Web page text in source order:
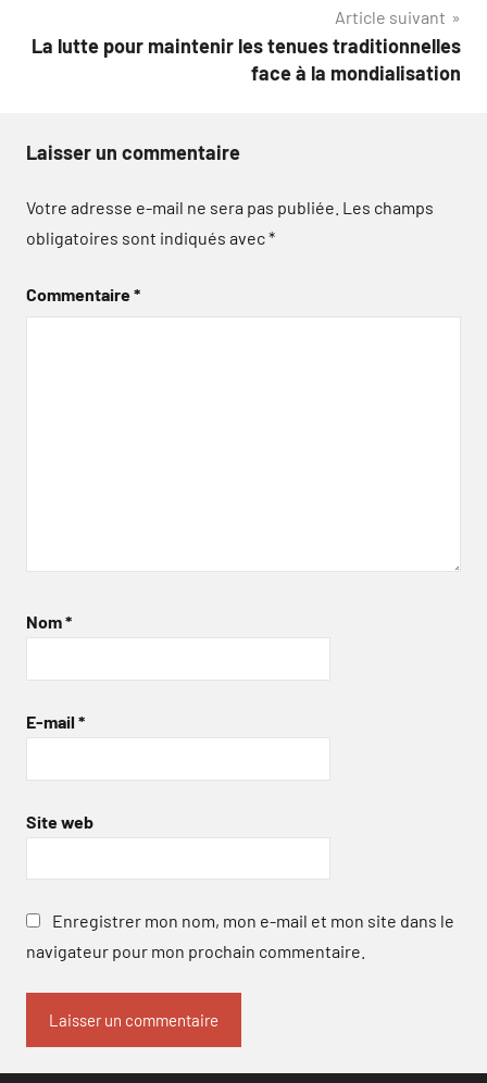
Article suivant
La lutte pour maintenir les tenues traditionnelles
face à la mondialisation
Laisser un commentaire
Votre adresse e-mail ne sera pas publiée. Les champs
obligatoires sont indiqués avec*
Commentaire*
Nom*
E-mail *
Site web
Enregistrer mon nom, mon e-mail et mon site dans le
navigateur pour mon prochain commentaire.